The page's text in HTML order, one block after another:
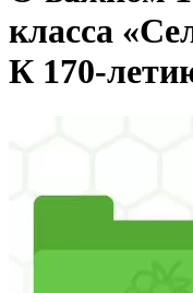
класса
К 170-